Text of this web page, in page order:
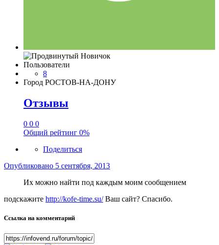
Пользователи
8
Город РОСТОВ-НА-ДОНУ
Отзывы
0 0 0
Общий рейтинг 0%
Поделиться
Опубликовано 5 сентября, 2013
Их можно найти под каждым моим сообщением
подскажите http://kofe-time.su/Ваш сайт? Спасибо.
Ссылка на комментарий